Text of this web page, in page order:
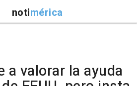
notimérica
a valorar la ayuda